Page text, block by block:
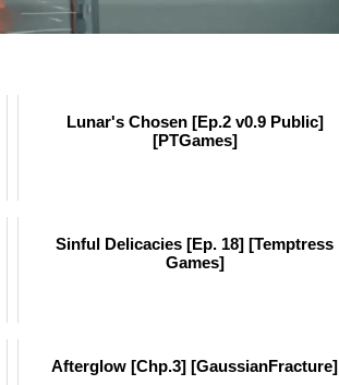
Lunar's Chosen [Ep.2 v0.9 Public]
[PTGames]
Sinful Delicacies [Ep. 18] [Temptress
Games]
Afterglow [Chp.3] [GaussianFracture]